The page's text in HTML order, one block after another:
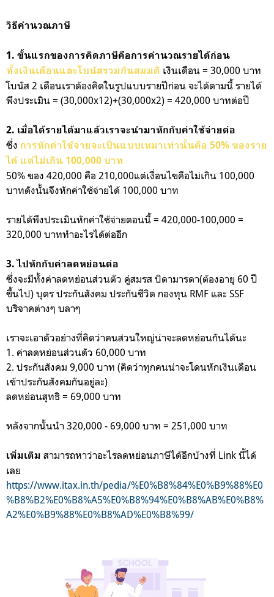
วิธีคำนวณภาษี
1. ขั้นแรกของการคิดภาษีคือการคำนวณรายได้ก่อน
ทั้งเงินเดือนและโบนัสรวมกันสมมติ เงินเดือน = 30,000 บาท
โบนัส 2 เดือนเราต้องคิดในรูปแบบรายปีก่อน จะได้ตามนี้ รายได้
พึงประเมิน = (30,000x12)+(30,000x2) = 420,000 บาทต่อปี
2. เมื่อได้รายได้มาแล้วเราจะนำมาหักกับค่าใช้จ่ายต่อ
ซึ่ง การหักค่าใช้จ่ายจะเป็นแบบเหมาเท่านั้นคือ 50% ของราย
ได้ แต่ไม่เกิน 100,000 บาท
50% ของ 420,000 คือ 210,000แต่เงื่อนไขคือไม่เกิน 100,000
บาทดังนั้นจึงหักค่าใช้จ่ายได้ 100,000 บาท
รายได้พึงประเมินหักค่าใช้จ่ายตอนนี้ = 420,000-100,000 =
320,000 บาททำอะไรได้ต่ออีก
3. ไปหักกับค่าลดหย่อนต่อ
ซึ่งจะมีทั้งค่าลดหย่อนส่วนตัว คู่สมรส บิดามารดา(ต้องอายุ 60 ปี
ขึ้นไป) บุตร ประกันสังคม ประกันชีวิต กองทุน RMF และ SSF
บริจาคต่างๆ บลาๆ
เราจะเอาตัวอย่างที่คิดว่าคนส่วนใหญ่น่าจะลดหย่อนกันได้นะ
1. ค่าลดหย่อนส่วนตัว 60,000 บาท
2. ประกันสังคม 9,000 บาท (คิดว่าทุกคนน่าจะโดนหักเงินเดือน
เข้าประกันสังคมกันอยู่ละ)
ลดหย่อนสุทธิ = 69,000 บาท
หลังจากนั้นนำ 320,000 - 69,000 บาท = 251,000 บาท
เพิ่มเติม สามารถหาว่าอะไรลดหย่อนภาษีได้อีกบ้างที่ Link นี้ได้
เลย
https://www.itax.in.th/pedia/%E0%B8%84%E0%B9%88%E0
%B8%B2%E0%B8%A5%E0%B8%94%E0%B8%AB%E0%B8%
A2%E0%B9%88%E0%B8%AD%E0%B8%99/